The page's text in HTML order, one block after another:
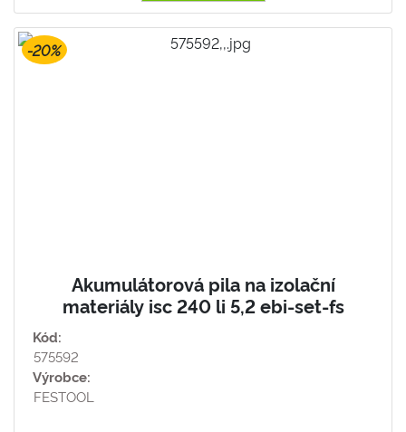
-20%
Akumulátorová pila na izolační
materiály isc 240 li 5,2 ebi-set-fs
Kód:
575592
Výrobce:
FESTOOL